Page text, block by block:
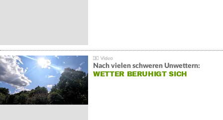
Nach vielen schweren Unwettern:
WETTER BERUHIGT SICH